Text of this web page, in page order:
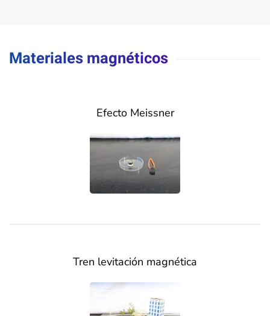
Materiales magnéticos
Efecto Meissner
Tren levitación magnética